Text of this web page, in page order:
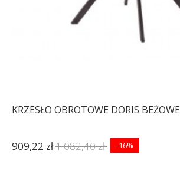
KRZESŁO OBROTOWE DORIS BEŻOWE
909,22 zł1 082,40 zł -16%